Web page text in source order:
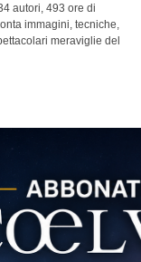
autori, 493 ore di
immagini, tecniche,
meraviglie del